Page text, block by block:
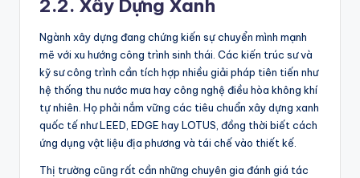
2.2. Xây Dựng Xanh
Ngành xây dựng đang chứng kiến sự chuyển mình mạnh
mẽ với xu hướng công trình sinh thái. Các kiến trúc sư và
kỹ sư công trình cần tích hợp nhiều giải pháp tiên tiến như
hệ thống thu nước mưa hay công nghệ điều hòa không khí
tự nhiên. Họ phải nắm vững các tiêu chuẩn xây dựng xanh
quốc tế như LEED, EDGE hay LOTUS, đồng thời biết cách
ứng dụng vật liệu địa phương và tái chế vào thiết kế.
Thị trường cũng rất cần những chuyên gia đánh giá tác